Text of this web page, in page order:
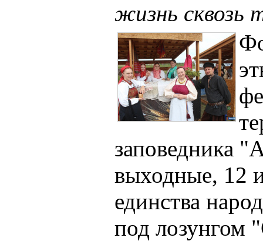
жизнь сквозь
заповедника
выходные, 12
единства
под лозунгом